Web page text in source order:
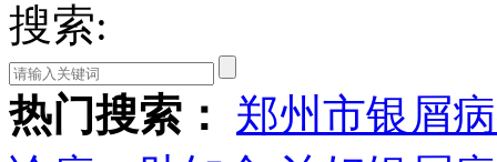
搜索:
热门搜索：
郑州市银屑